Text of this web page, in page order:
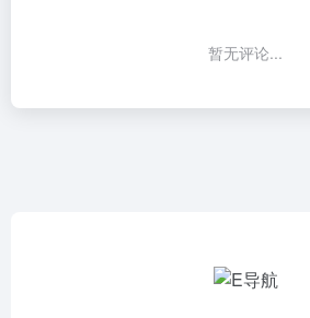
暂无评论...